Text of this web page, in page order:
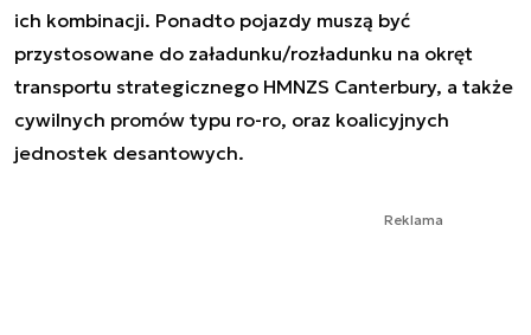
ich kombinacji. Ponadto pojazdy muszą być
przystosowane do załadunku/rozładunku na okręt
transportu strategicznego HMNZS Canterbury, a także
cywilnych promów typu ro-ro, oraz koalicyjnych
jednostek desantowych.
Reklama